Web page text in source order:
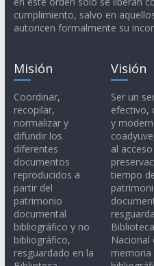
cumplimiento, salvo en
autoricen formalmente su
Misión
Coordinar,
recopilar,
normalizar y
difundir los
diferentes
documentos
reproducidos a
partir del
patrimonio
documental
bibliográfico y no
bibliográfico,
resguardado en la
Visión
Ser un
efectivo,
y
al
tiempo
Biblioteca
Nacional
memoria